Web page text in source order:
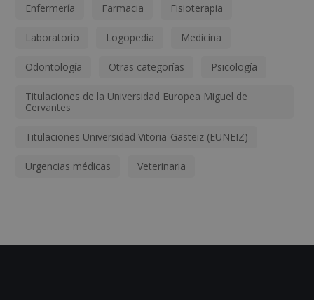
Enfermería Farmacia Fisioterapia
Laboratorio Logopedia Medicina
Odontología Otras categorías Psicología
Titulaciones de la Universidad Europea Miguel de
Cervantes
Titulaciones Universidad Vitoria-Gasteiz (EUNEIZ)
Urgencias médicas Veterinaria